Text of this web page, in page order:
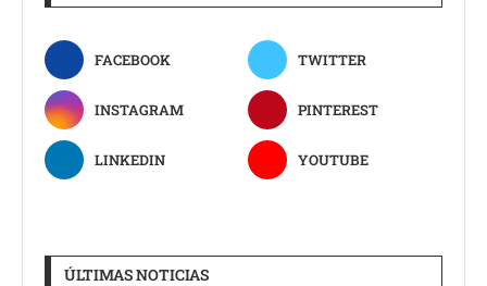
FACEBOOK TWITTER
INSTAGRAM PINTEREST
LINKEDIN YOUTUBE
ÚLTIMAS NOTICIAS